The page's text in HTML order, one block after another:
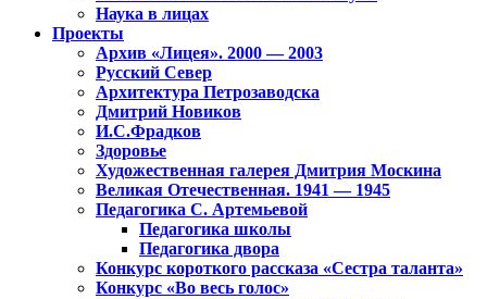
Наука в лицах
Проекты
Архив «Лицея». 2000 — 2003
Русский Север
Архитектура Петрозаводска
Дмитрий Новиков
И.С.Фрадков
Здоровье
Художественная галерея Дмитрия Москина
Великая Отечественная. 1941 — 1945
Педагогика С. Артемьевой
Педагогика школы
Педагогика двора
Конкурс короткого рассказа «Сестра таланта»
Конкурс «Во весь голос»